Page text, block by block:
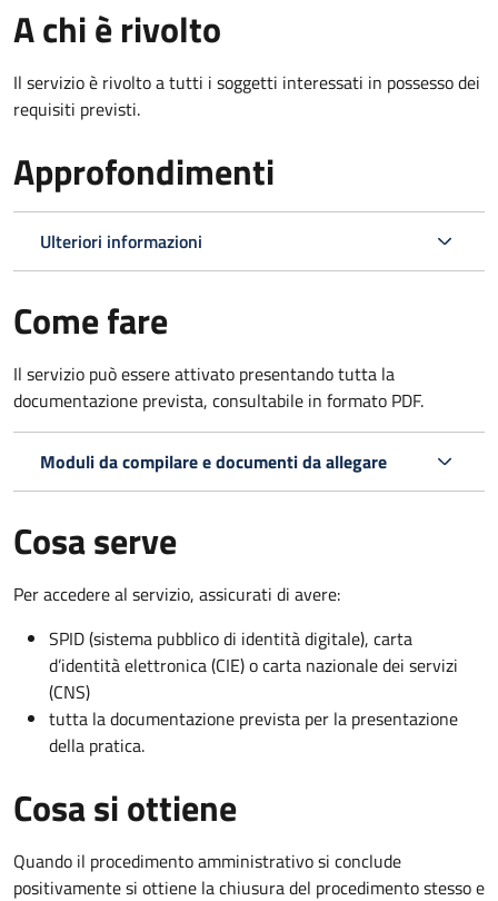
A chi è rivolto
Il servizio è rivolto a tutti i soggetti interessati in possesso dei
requisiti previsti.
Approfondimenti
Ulteriori informazioni
Come fare
Il servizio può essere attivato presentando tutta la
documentazione prevista, consultabile in formato PDF.
Moduli da compilare e documenti da allegare
Cosa serve
Per accedere al servizio, assicurati di avere:
SPID (sistema pubblico di identità digitale), carta
d’identità elettronica (CIE) o carta nazionale dei servizi
(CNS)
tutta la documentazione prevista per la presentazione
della pratica.
Cosa si ottiene
Quando il procedimento amministrativo si conclude
positivamente si ottiene la chiusura del procedimento stesso e